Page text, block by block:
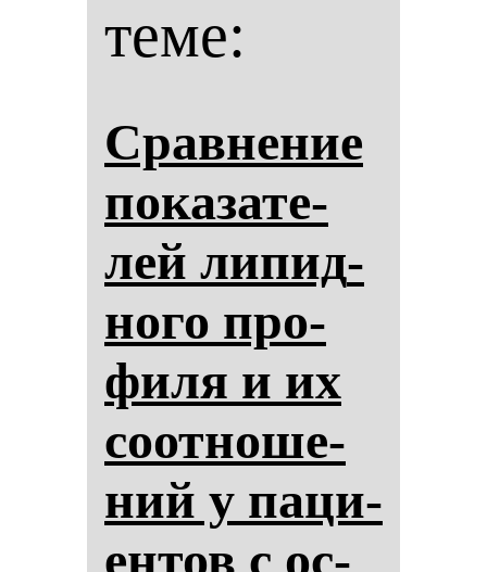
теме:
Срав­не­ние
по­ка­за­те­
лей ли­пид­
но­го про­
фи­ля и их
со­от­но­ше­
ний у па­ци­
ен­тов с ос­